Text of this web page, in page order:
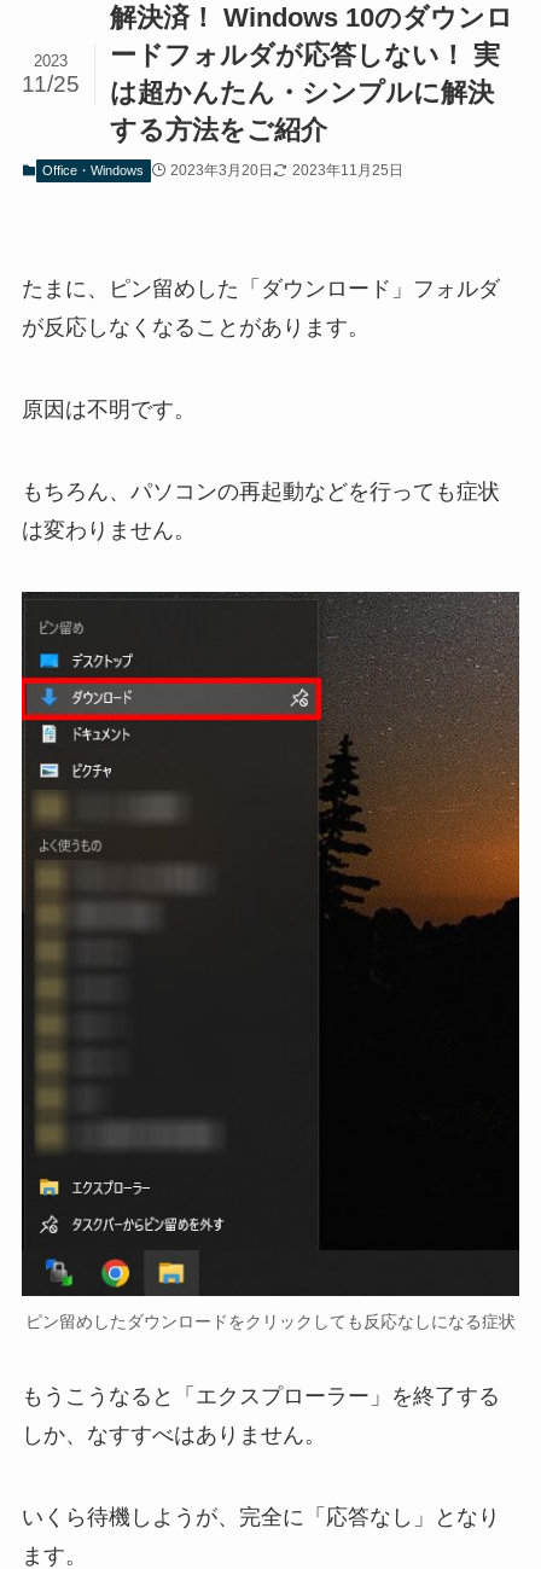
解決済！ Windows 10のダウンロ
ードフォルダが応答しない！ 実
は超かんたん・シンプルに解決
する方法をご紹介
2023
11/25
Office・Windows 2023年3月20日 2023年11月25日
たまに、ピン留めした「ダウンロード」フォルダ
が反応しなくなることがあります。
原因は不明です。
もちろん、パソコンの再起動などを行っても症状
は変わりません。
ピン留めしたダウンロードをクリックしても反応なしになる症状
もうこうなると「エクスプローラー」を終了する
しか、なすすべはありません。
いくら待機しようが、完全に「応答なし」となり
ます。